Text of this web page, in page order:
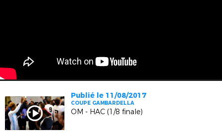
Publié le 11/08/2017
COUPE GAMBARDELLA
OM - HAC (1/8 finale)